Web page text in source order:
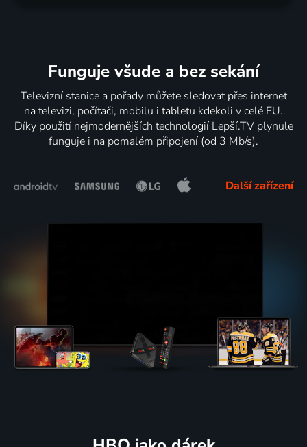
Funguje všude a bez sekání
Televizní stanice a pořady můžete sledovat přes internet
na televizi, počítači, mobilu i tabletu kdekoli v celé EU.
Díky použití nejmodernějších technologií Lepší.TV plynule
funguje i na pomalém připojení (od 3 Mb/s).
Další zařízení